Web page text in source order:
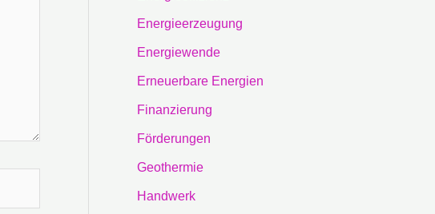
Energieerzeugung
Energiewende
Erneuerbare Energien
Finanzierung
Förderungen
Geothermie
Handwerk